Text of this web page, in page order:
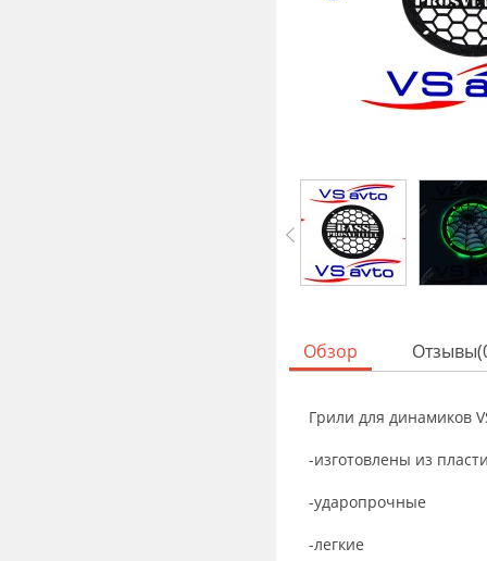
Обзор
Грили для динамиков
-изготовлены из
-ударопрочные
-легкие